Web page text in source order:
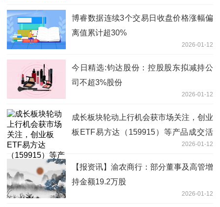
博睿数据连续3个交易日收盘价格涨幅偏
离值累计超30%
2026-01-12
今日精选:钧达股份：控股股东拟减持公
司不超3%股份
2026-01-12
成长板块轮动上行机会获市场关注，创业
板ETF易方达（159915）等产品成交活
2026-01-12
【报资讯】渝农商行：部分董事及高管增
持金额19.2万股
2026-01-12